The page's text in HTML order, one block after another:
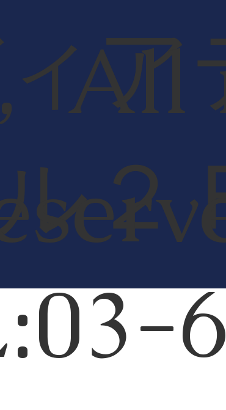
ア
All